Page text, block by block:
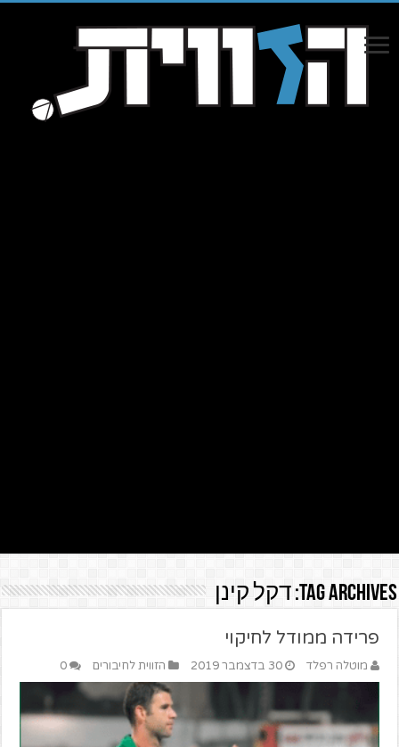
Tag Archives: דקל קינן
פרידה ממודל לחיקוי
מוטלה רפלד 30 בדצמבר 2019 הזווית לחיבורים 0